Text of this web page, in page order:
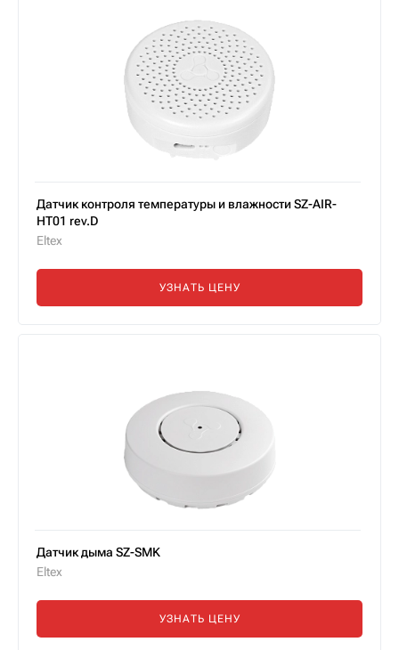
Датчик контроля температуры и влажности SZ-AIR-
HT01 rev.D
Eltex
УЗНАТЬ ЦЕНУ
Датчик дыма SZ-SMK
Eltex
УЗНАТЬ ЦЕНУ